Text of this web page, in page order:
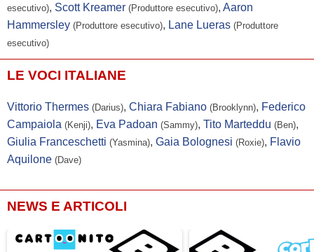
esecutivo), Scott Kreamer (Produttore esecutivo), Aaron
Hammersley (Produttore esecutivo), Lane Lueras (Produttore
esecutivo)
LE VOCI ITALIANE
Vittorio Thermes (Darius), Chiara Fabiano (Brooklynn), Federico
Campaiola (Kenji), Eva Padoan (Sammy), Tito Marteddu (Ben),
Giulia Franceschetti (Yasmina), Gaia Bolognesi (Roxie), Flavio
Aquilone (Dave)
NEWS E ARTICOLI